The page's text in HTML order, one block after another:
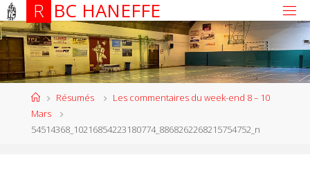
R BC HANEFFE
Résumés
Les commentaires du week-end 8 – 10
Mars
54514368_10216854223180774_8868262268215754752_n